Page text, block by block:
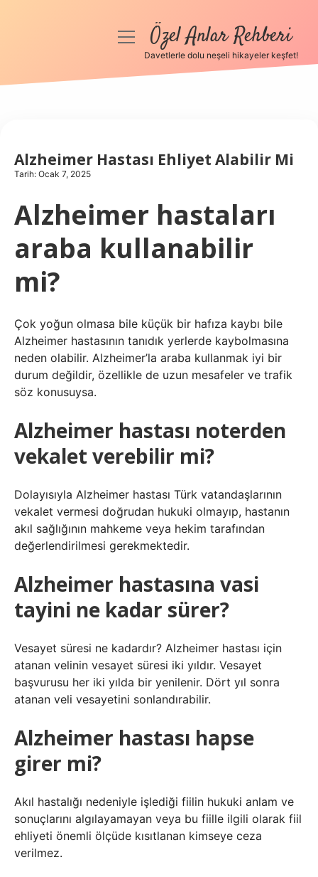
Anasayfa
Hakkımızda
menüyüÖzel Anlar Rehberi
Davetlerle dolu neşeli hikayeler keşfet!
Alzheimer Hastası Ehliyet Alabilir Mi
Tarih: Ocak 7, 2025
Alzheimer hastaları
araba kullanabilir
mi?
Çok yoğun olmasa bile küçük bir hafıza kaybı bile
Alzheimer hastasının tanıdık yerlerde kaybolmasına
neden olabilir. Alzheimer’la araba kullanmak iyi bir
durum değildir, özellikle de uzun mesafeler ve trafik
söz konusuysa.
Alzheimer hastası noterden
vekalet verebilir mi?
Dolayısıyla Alzheimer hastası Türk vatandaşlarının
vekalet vermesi doğrudan hukuki olmayıp, hastanın
akıl sağlığının mahkeme veya hekim tarafından
değerlendirilmesi gerekmektedir.
Alzheimer hastasına vasi
tayini ne kadar sürer?
Vesayet süresi ne kadardır? Alzheimer hastası için
atanan velinin vesayet süresi iki yıldır. Vesayet
başvurusu her iki yılda bir yenilenir. Dört yıl sonra
atanan veli vesayetini sonlandırabilir.
Alzheimer hastası hapse
girer mi?
Akıl hastalığı nedeniyle işlediği fiilin hukuki anlam ve
sonuçlarını algılayamayan veya bu fiille ilgili olarak fiil
ehliyeti önemli ölçüde kısıtlanan kimseye ceza
verilmez.